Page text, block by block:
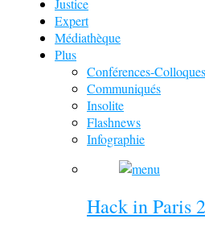
Justice
Expert
Médiathèque
Plus
Conférences-
Communiqués
Insolite
Flashnews
Infographie
Hack in Paris